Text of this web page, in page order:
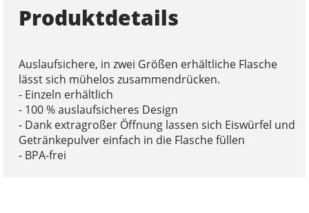
Produktdetails
Auslaufsichere, in zwei Größen erhältliche Flasche
lässt sich mühelos zusammendrücken.
- Einzeln erhältlich
- 100 % auslaufsicheres Design
- Dank extragroßer Öffnung lassen sich Eiswürfel und
Getränkepulver einfach in die Flasche füllen
- BPA-frei